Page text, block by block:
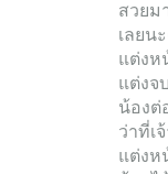
สวยม
เลยน
แต่งห
แต่งจ
น้องต่
ว่าที่เ
แต่งห